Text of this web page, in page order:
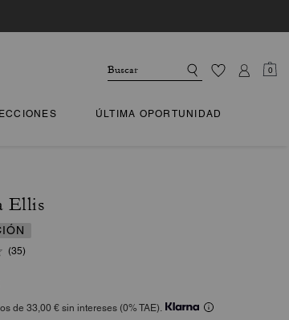
0
ÚLTIMA OPORTUNIDAD
Ellis
(35)
de 33,00 € sin intereses (0% TAE).